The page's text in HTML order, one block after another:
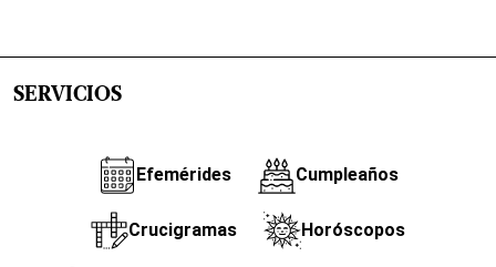
SERVICIOS
Efemérides Cumpleaños
Crucigramas Horóscopos